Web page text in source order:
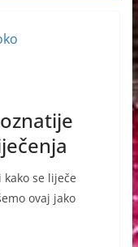
se liječe
ovaj jako